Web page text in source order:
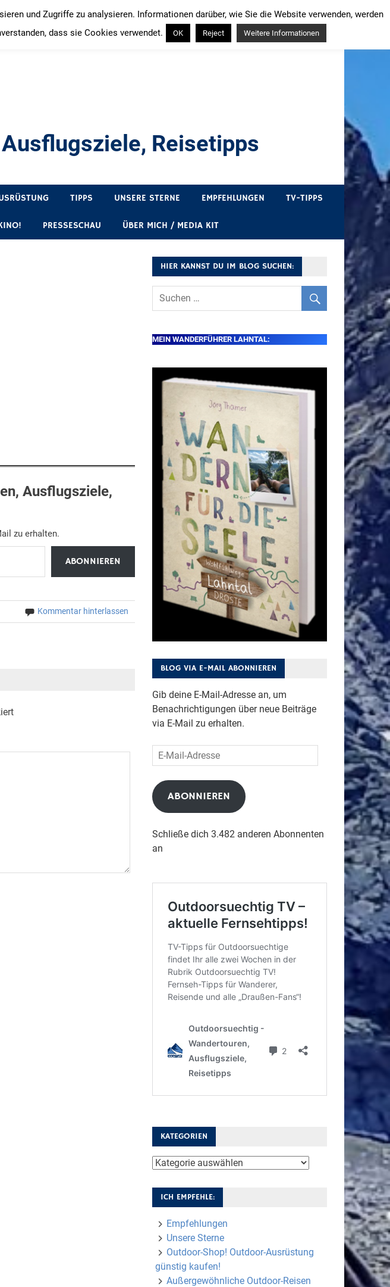
Reisetipps
TIPPS UNSERE STERNE EMPFEHLUNGEN TV-TIPPS
PRESSESCHAU ÜBER MICH / MEDIA KIT
Ausflugsziele,
zu erhalten.
ABONNIEREN
Kommentar hinterlassen
HIER KANNST DU IM BLOG SUCHEN:
MEIN WANDERFÜHRER LAHNTAL:
BLOG VIA E-MAIL ABONNIEREN
Gib deine E-Mail-Adresse an, um
Benachrichtigungen über neue Beiträge
via E-Mail zu erhalten.
E-
Mail-
Adresse
ABONNIEREN
Schließe dich 3.482 anderen Abonnenten
an
KATEGORIEN
Kategorien
ICH EMPFEHLE:
Empfehlungen
Unsere Sterne
Outdoor-Shop! Outdoor-Ausrüstung
günstig kaufen!
Außergewöhnliche Outdoor-Reisen
und Zugriffe zu analysieren. Informationen darüber, wie Sie die Website verwenden, werden
dass sie Cookies verwendet.
OK Reject Weitere Informationen